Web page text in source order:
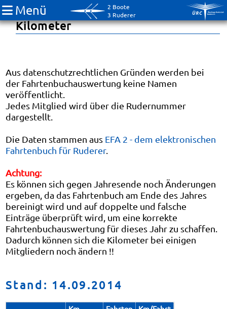
2 Boote
3 Ruderer
Menü
Fahrtenbuch 2010: RudererInnen-
Kilometer
Aus datenschutzrechtlichen Gründen werden bei
der Fahrtenbuchauswertung keine Namen
veröffentlicht.
Jedes Mitglied wird über die Rudernummer
dargestellt.
Die Daten stammen aus EFA 2 - dem elektronischen
Fahrtenbuch für Ruderer.
Achtung:
Es können sich gegen Jahresende noch Änderungen
ergeben, da das Fahrtenbuch am Ende des Jahres
bereinigt wird und auf doppelte und falsche
Einträge überprüft wird, um eine korrekte
Fahrtenbuchauswertung für dieses Jahr zu schaffen.
Dadurch können sich die Kilometer bei einigen
Mitgliedern noch ändern !!
Stand: 14.09.2014